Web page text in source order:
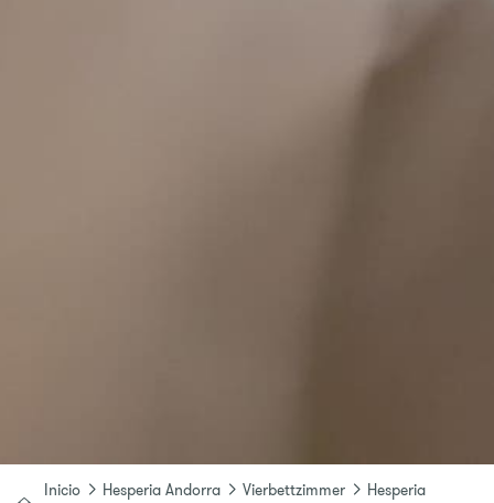
Inicio Hesperia Andorra Vierbettzimmer
Hesperia